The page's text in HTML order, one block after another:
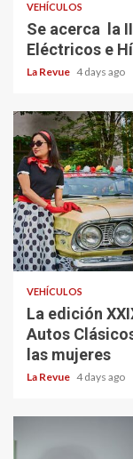
VEHÍCULOS
Se acerca la
Eléctricos e
La Revue 4 days ago
VEHÍCULOS
La edición
Autos
las mujeres
La Revue 4 days ago